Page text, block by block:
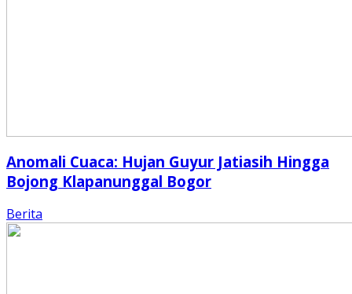
Anomali Cuaca: Hujan Guyur Jatiasih Hingga
Bojong Klapanunggal Bogor
Berita